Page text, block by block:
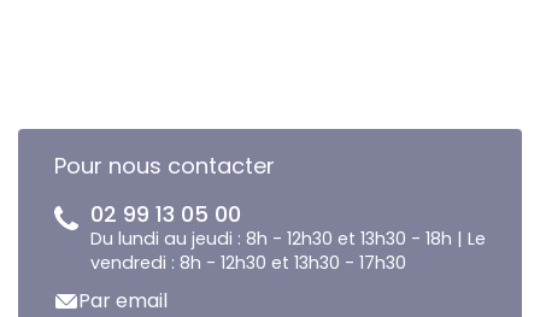
Pour nous contacter
02 99 13 05 00
Du lundi au jeudi : 8h - 12h30 et 13h30 - 18h | Le
vendredi : 8h - 12h30 et 13h30 - 17h30
Par email